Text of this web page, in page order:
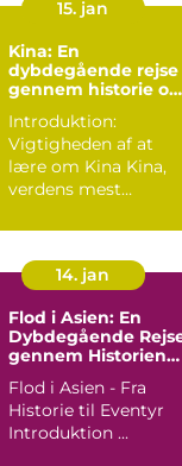
15. jan
Kina: En
dybdegående rejse
gennem historie og
Introduktion:
Vigtigheden af at
lære om Kina Kina,
verdens mest
af verdens æld...
14. jan
Flod i Asien: En
Dybdegående
gennem Historien
Flod i Asien - Fra
Historie til Eventyr
Introduktion ...